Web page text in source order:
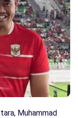
Muhammad